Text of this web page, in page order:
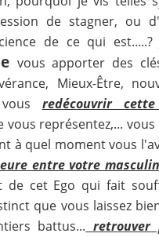
de stagner, ou
de ce qui
vous apporter des
Mieux-Être,
redécouvrir
vous représentez,...
à quel moment vous
entre votre
de cet Ego qui fait
que vous laissez
battus...